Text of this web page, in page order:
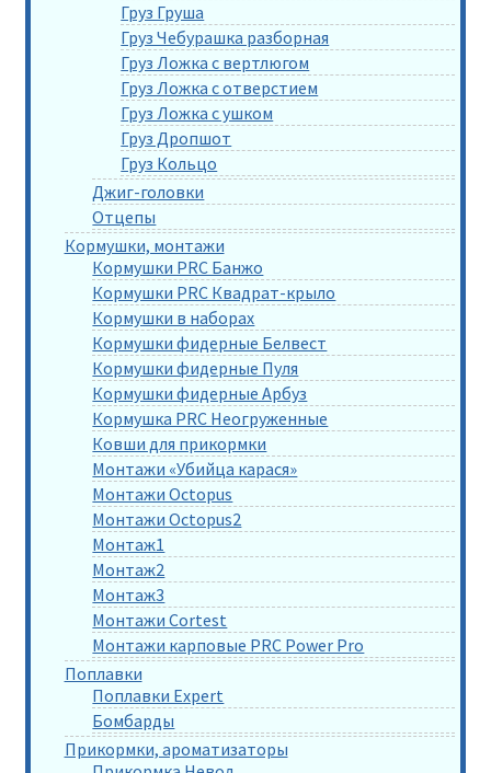
Груз Груша
Груз Чебурашка разборная
Груз Ложка с вертлюгом
Груз Ложка с отверстием
Груз Ложка с ушком
Груз Дропшот
Груз Кольцо
Джиг-головки
Отцепы
Кормушки, монтажи
Кормушки PRC Банжо
Кормушки PRC Квадрат-крыло
Кормушки в наборах
Кормушки фидерные Белвест
Кормушки фидерные Пуля
Кормушки фидерные Арбуз
Кормушка PRC Неогруженные
Ковши для прикормки
Монтажи «Убийца карася»
Монтажи Octopus
Монтажи Octopus2
Монтаж1
Монтаж2
Монтаж3
Монтажи Cortest
Монтажи карповые PRC Power Pro
Поплавки
Поплавки Expert
Бомбарды
Прикормки, ароматизаторы